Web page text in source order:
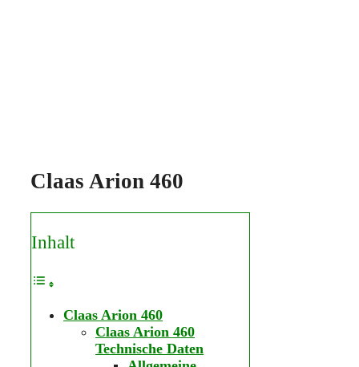
Claas Arion 460
Inhalt
Claas Arion 460
Claas Arion 460
Technische Daten